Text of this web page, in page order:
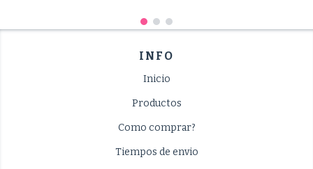
INFO
Inicio
Productos
Como comprar?
Tiempos de envio